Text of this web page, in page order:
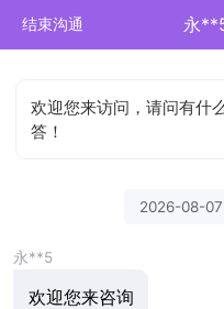
结束沟通 永
欢迎您来访问，请问有什
答！
2026-08-
永**5
欢迎您来咨询